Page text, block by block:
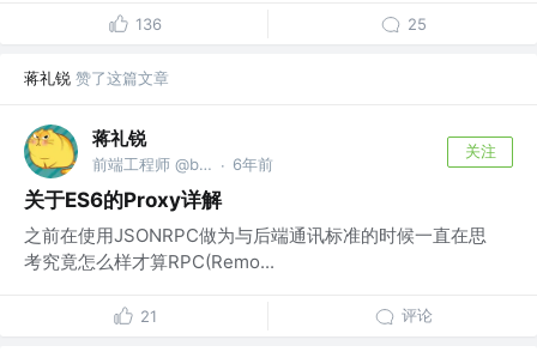
136 25
蒋礼锐 赞了这篇文章
蒋礼锐
前端工程师 @bytedance · 6年前
关注
关于ES6的Proxy详解
之前在使用JSONRPC做为与后端通讯标准的时候一直在思
考究竟怎么样才算RPC(Remo...
21 评论